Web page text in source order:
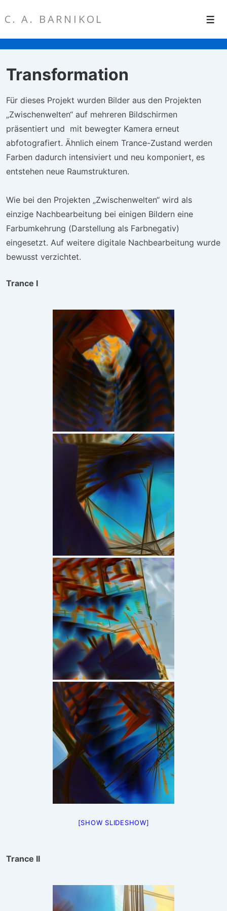
Zum
C. A. BARNIKOL
Transformation
Für dieses Projekt wurden Bilder aus den Projekten
„Zwischenwelten“ auf mehreren Bildschirmen
präsentiert und mit bewegter Kamera erneut
abfotografiert. Ähnlich einem Trance-Zustand werden
Farben dadurch intensiviert und neu komponiert, es
entstehen neue Raumstrukturen.
Wie bei den Projekten „Zwischenwelten“ wird als
einzige Nachbearbeitung bei einigen Bildern eine
Farbumkehrung (Darstellung als Farbnegativ)
eingesetzt. Auf weitere digitale Nachbearbeitung wurde
bewusst verzichtet.
Trance I
[SHOW SLIDESHOW]
Trance II